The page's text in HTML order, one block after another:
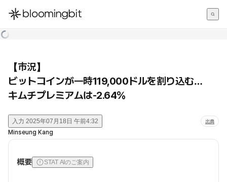
한국어
【市況】
ビットコインが一時119,000ドルを割り込む…
キムチプレミアムは-2.64％
入力 2025年07月18日 午前4:32 出典
Minseung Kang
概要 STAT AIのご案内